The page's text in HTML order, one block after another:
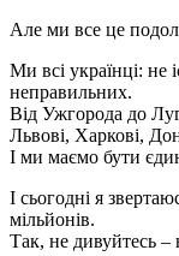
Але ми все це
Ми всі українці:
неправильних.
Від Ужгорода до
Львові, Харкові,
І ми маємо бути
І сьогодні я
мільйонів.
Так, не дивуйтесь –